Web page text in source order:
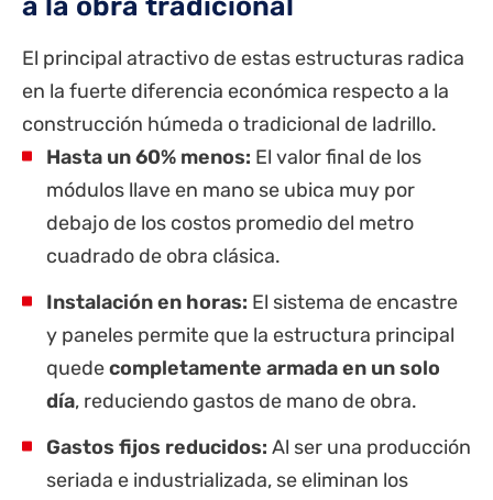
El principal atractivo de estas estructuras radica
en la fuerte diferencia económica respecto a la
construcción húmeda o tradicional de ladrillo.
Hasta un 60% menos: El valor final de los
módulos llave en mano se ubica muy por
debajo de los costos promedio del metro
cuadrado de obra clásica.
Instalación en horas: El sistema de encastre
y paneles permite que la estructura principal
quedecompletamente armada en un solo
día, reduciendo gastos de mano de obra.
Gastos fijos reducidos: Al ser una producción
seriada e industrializada, se eliminan los